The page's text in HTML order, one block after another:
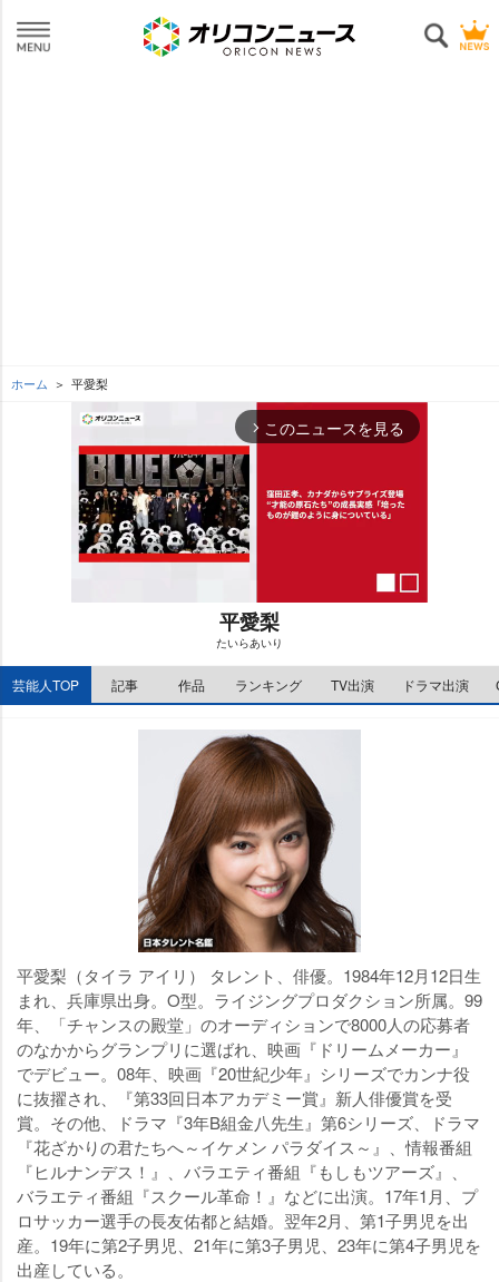
ホーム 平愛梨
arrow_forward_ios このニュースを見る
M
u
t
e
平愛梨
たいらあいり
芸能人TOP 記事 作品 ランキング TV出演 ドラマ出演
平愛梨（タイラ アイリ） タレント、俳優。1984年12月12日生
まれ、兵庫県出身。O型。ライジングプロダクション所属。99
年、「チャンスの殿堂」のオーディションで8000人の応募者
のなかからグランプリに選ばれ、映画『ドリームメーカー』
でデビュー。08年、映画『20世紀少年』シリーズでカンナ役
に抜擢され、『第33回日本アカデミー賞』新人俳優賞を受
賞。その他、ドラマ『3年B組金八先生』第6シリーズ、ドラマ
『花ざかりの君たちへ～イケメン パラダイス～』、情報番組
『ヒルナンデス！』、バラエティ番組『もしもツアーズ』、
バラエティ番組『スクール革命！』などに出演。17年1月、プ
ロサッカー選手の長友佑都と結婚。翌年2月、第1子男児を出
産。19年に第2子男児、21年に第3子男児、23年に第4子男児を
出産している。